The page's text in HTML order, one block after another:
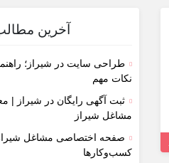
آخرین
طراحی سایت در شیراز؛
نکات مهم
ثبت آگهی رایگان در شیراز |
مشاغل شیراز
صفحه اختصاصی مشاغل
کسب‌وکارها